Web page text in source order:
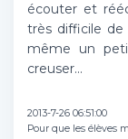
écouter et
très difficile de
même un
creuser…
2013-7-26 06:51:00
Pour que les élèves